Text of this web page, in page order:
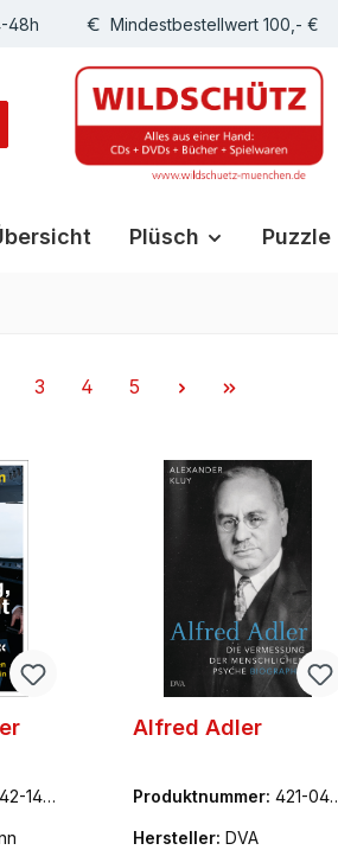
48h Mindestbestellwert 100,- €
Plüsch Puzzle
Seite
3 Seite
4 Seite
5
143
Alfred Adler
Produktnummer: 421-047
Hersteller: DVA